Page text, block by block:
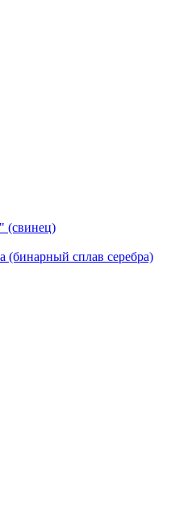
(свинец)
(бинарный сплав серебра)